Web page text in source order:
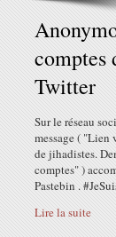
comptes
Twitter
Sur le réseau
message ( "Lien
de jihadistes.
comptes" )
Pastebin .
Lire la suite